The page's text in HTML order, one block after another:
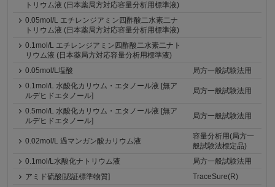
トリウム液 (日本薬局方対応容量分析用標準液)
0.05mol/L エチレンジアミン四酢酸二水素二ナ
トリウム液 (日本薬局方対応容量分析用標準液)
0.1mol/L エチレンジアミン四酢酸二水素二ナト
リウム液 (日本薬局方対応容量分析用標準液)
0.05mol/L塩酸
局方一般試験法用
0.1mol/L 水酸化カリウム・エタノール液 [無ア
ルデヒドエタノール]
局方一般試験法用
0.5mol/L 水酸化カリウム・エタノール液 [無ア
ルデヒドエタノール]
局方一般試験法用
0.02mol/L 過マンガン酸カリウム液
容量分析用(局方一
般試験法標定品)
0.1mol/L水酸化ナトリウム液
局方一般試験法用
アミド硫酸[認証標準物質]
TraceSure(R)